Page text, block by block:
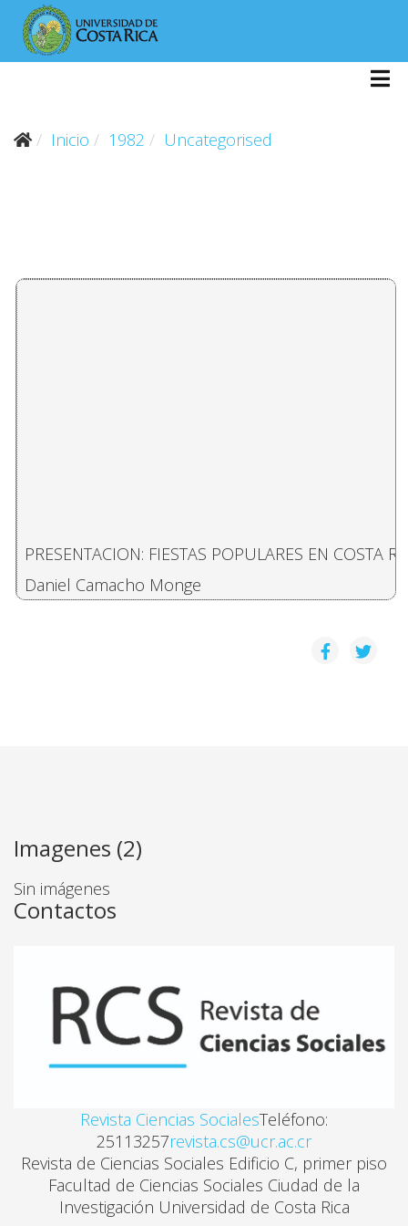
Inicio 1982 Uncategorised
PRESENTACION: FIESTAS POPULARES EN COSTA
Daniel Camacho Monge
EL CARNAVAL DE SAN JOSÉ: ¿ESPEJO O
Patricia Fumero Vargas
HOMOGENEIZANDO CULTURAS. PELEAS DE
ENTRE LA TRADICIÓN Y LA MODERNIDAD. LA
Francisco Enríquez Solano
TRANSICIÓN DEMOCRÁTICA Y REFORMA
Marielos Aguilar Hernández
MODELO DE ADECUACIÓN CURRICULAR: UNA
Imagenes (2)
Sin imágenes
Contactos
Revista Ciencias SocialesTeléfono:
25113257revista.cs@ucr.ac.cr
Revista de Ciencias Sociales Edificio C, primer piso
Facultad de Ciencias Sociales Ciudad de la
Investigación Universidad de Costa Rica